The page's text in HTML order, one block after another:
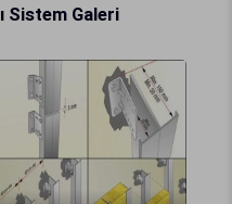
Sistem Galeri